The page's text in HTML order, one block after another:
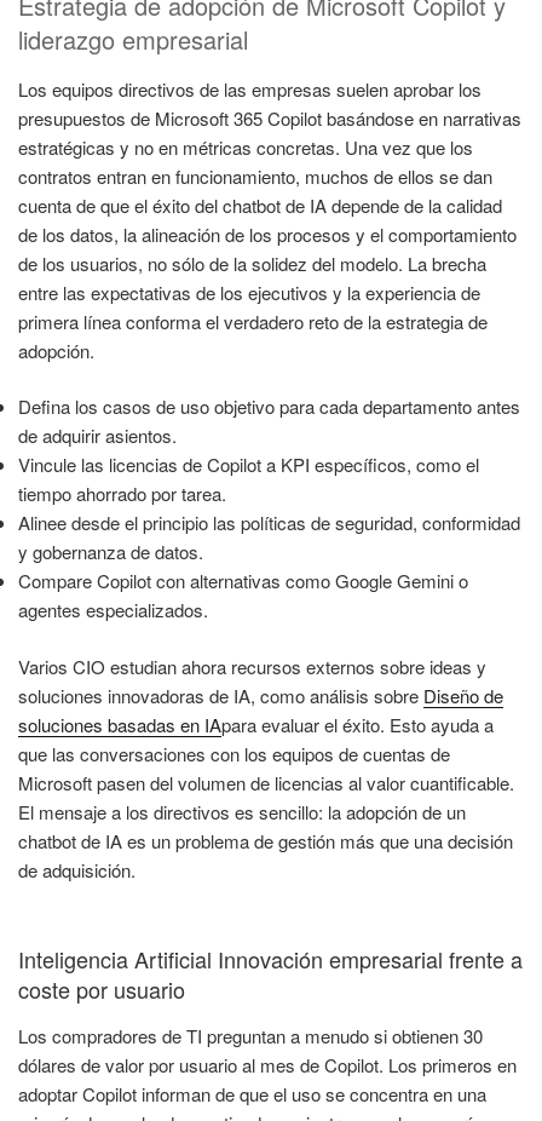
liderazgo empresarial
Los equipos directivos de las empresas suelen aprobar los
presupuestos de Microsoft 365 Copilot basándose en narrativas
estratégicas y no en métricas concretas. Una vez que los
contratos entran en funcionamiento, muchos de ellos se dan
cuenta de que el éxito del chatbot de IA depende de la calidad
de los datos, la alineación de los procesos y el comportamiento
de los usuarios, no sólo de la solidez del modelo. La brecha
entre las expectativas de los ejecutivos y la experiencia de
primera línea conforma el verdadero reto de la estrategia de
adopción.
Defina los casos de uso objetivo para cada departamento antes
de adquirir asientos.
Vincule las licencias de Copilot a KPI específicos, como el
tiempo ahorrado por tarea.
Alinee desde el principio las políticas de seguridad, conformidad
y gobernanza de datos.
Compare Copilot con alternativas como Google Gemini o
agentes especializados.
Varios CIO estudian ahora recursos externos sobre ideas y
soluciones innovadoras de IA, como análisis sobre Diseño de
soluciones basadas en IApara evaluar el éxito. Esto ayuda a
que las conversaciones con los equipos de cuentas de
Microsoft pasen del volumen de licencias al valor cuantificable.
El mensaje a los directivos es sencillo: la adopción de un
chatbot de IA es un problema de gestión más que una decisión
de adquisición.
Inteligencia Artificial Innovación empresarial frente a
coste por usuario
Los compradores de TI preguntan a menudo si obtienen 30
dólares de valor por usuario al mes de Copilot. Los primeros en
adoptar Copilot informan de que el uso se concentra en una